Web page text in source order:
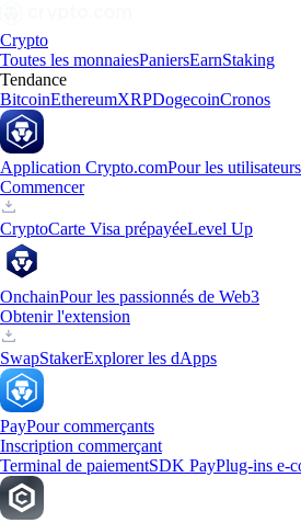
Crypto
Toutes les monnaiesPaniersEarnStaking
Tendance
BitcoinEthereumXRPDogecoinCronos
Application Crypto.comPour les
Commencer
CryptoCarte Visa prépayéeLevel Up
OnchainPour les passionnés de Web3
Obtenir l'extension
SwapStakerExplorer les dApps
PayPour commerçants
Inscription commerçant
Terminal de paiementSDK PayPlug-ins e-